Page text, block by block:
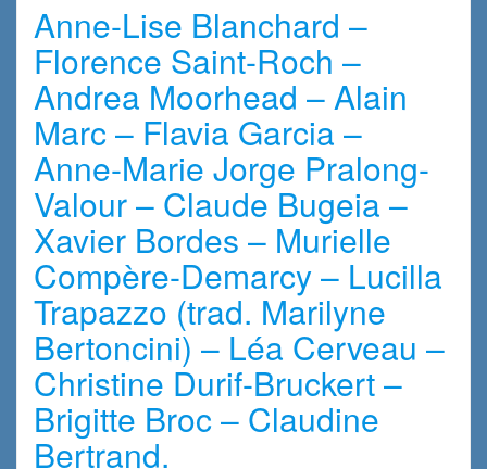
Anne-Lise Blanchard –
Florence Saint-Roch –
Andrea Moorhead – Alain
Marc – Flavia Garcia –
Anne-Marie Jorge Pralong-
Valour – Claude Bugeia –
Xavier Bordes – Murielle
Compère-Demarcy – Lucilla
Trapazzo (trad. Marilyne
Bertoncini) – Léa Cerveau –
Christine Durif-Bruckert –
Brigitte Broc – Claudine
Bertrand.